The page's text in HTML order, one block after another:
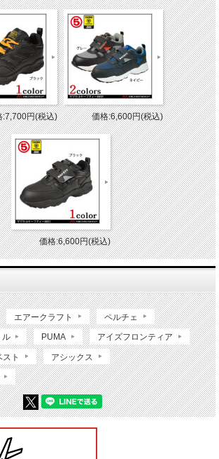
:7,700円(税込) 価格:6,600円(税込)
価格:6,600円(税込)
エアークラフト ペルチェ
ル PUMA アイズフロンティア
スト アシックス